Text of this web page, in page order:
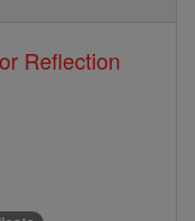
Reflection